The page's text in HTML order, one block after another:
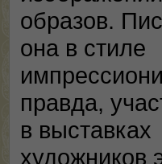
образов.
она в стиле
правда,
в выставках
художников